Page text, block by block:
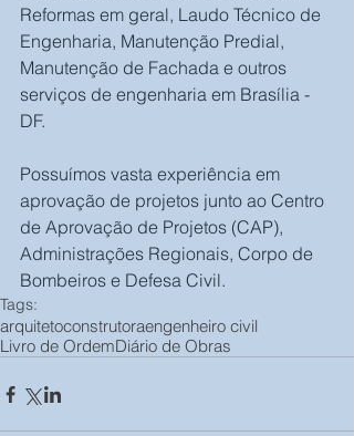
Reformas em geral, Laudo Técnico de
Engenharia, Manutenção Predial,
Manutenção de Fachada e outros
serviços de engenharia em Brasília -
DF.
Possuímos vasta experiência em
aprovação de projetos junto ao Centro
de Aprovação de Projetos (CAP),
Administrações Regionais, Corpo de
Bombeiros e Defesa Civil.
Tags:
arquitetoconstrutoraengenheiro civil
Livro de OrdemDiário de Obras